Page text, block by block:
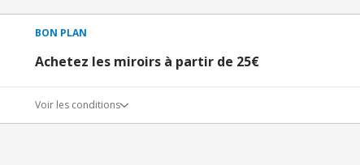
BON PLAN
Achetez les miroirs à partir de 25€
Voir les conditions